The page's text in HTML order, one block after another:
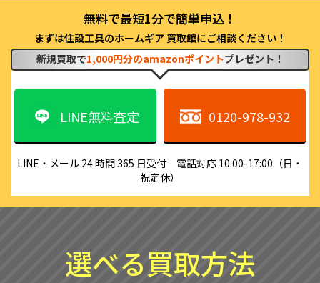
まずは住設工具のホームギア 買取館にご相談ください！
新規買取で1,000円分のamazonポイントプレゼント！
LINE無料査定 0120-978-932
LINE・メール 24 時間 365 日受付　電話対応 10:00-17:00（日・
祝定休）
選べる買取方法